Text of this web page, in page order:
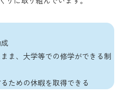
ま、大学等での修学ができる制
ための休暇を取得できる